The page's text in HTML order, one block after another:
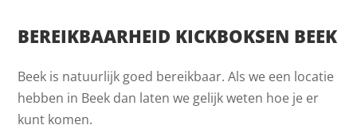
BEREIKBAARHEID KICKBOKSEN BEEK
Beek is natuurlijk goed bereikbaar. Als we een locatie
hebben in Beek dan laten we gelijk weten hoe je er
kunt komen.